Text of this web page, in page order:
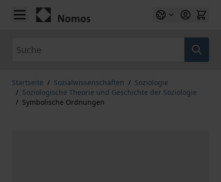
Zum Inhalt springen
Startseite / Sozialwissenschaften / Soziologie
/ Soziologische Theorie und Geschichte der Soziologie
/ Symbolische Ordnungen